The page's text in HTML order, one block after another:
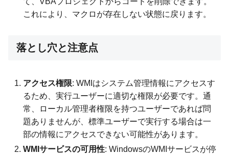
これにより、マクロが存在しない状態に戻ります。
落とし穴と注意点
アクセス権限: WMIはシステム管理情報にアクセスす
るため、実行ユーザーに適切な権限が必要です。通
常、ローカル管理者権限を持つユーザーであれば問
題ありませんが、標準ユーザーで実行する場合は一
部の情報にアクセスできない可能性があります。
WMIサービスの可用性: WindowsのWMIサービスが停